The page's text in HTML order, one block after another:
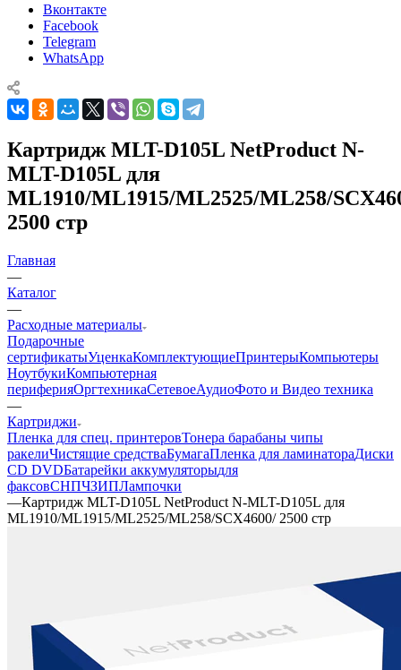
Вконтакте
Facebook
Telegram
WhatsApp
Картридж MLT-D105L NetProduct N-
MLT-D105L для
ML1910/ML1915/ML2525/ML258/
2500 стр
Главная
—
Каталог
—
Расходные материалы
Подарочные
сертификатыУценкаКомплектующиеПринтерыКомпьютеры
НоутбукиКомпьютерная
периферияОргтехникаСетевоеАудиоФото и Видео техника
—
Картриджи
Пленка для спец. принтеровТонера барабаны чипы
ракелиЧистящие средстваБумагаПленка для ламинатораДиски
CD DVDБатарейки аккумуляторыдля
факсовСНПЧЗИПЛампочки
—Картридж MLT-D105L NetProduct N-MLT-D105L для
ML1910/ML1915/ML2525/ML258/SCX4600/ 2500 стр